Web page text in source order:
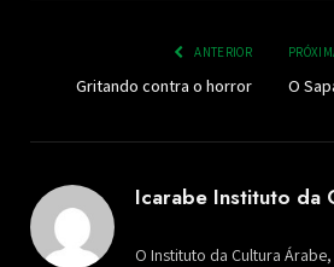
ANTERIOR
Gritando contra o horror O
Icarabe Instituto da
O Instituto da Cultura